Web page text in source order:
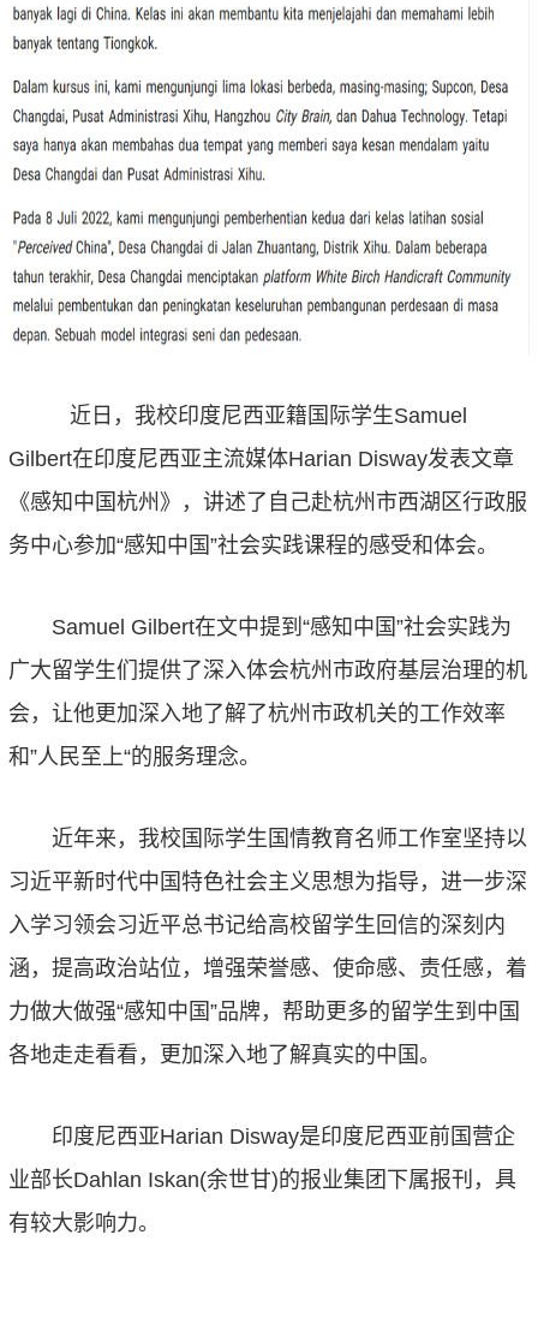
近日，我校印度尼西亚籍国际学生Samuel
Gilbert在印度尼西亚主流媒体Harian Disway发表文章
《感知中国杭州》，讲述了自己赴杭州市西湖区行政服
务中心参加“感知中国”社会实践课程的感受和体会。
Samuel Gilbert在文中提到“感知中国”社会实践为
广大留学生们提供了深入体会杭州市政府基层治理的机
会，让他更加深入地了解了杭州市政机关的工作效率
和”人民至上“的服务理念。
近年来，我校国际学生国情教育名师工作室坚持以
习近平新时代中国特色社会主义思想为指导，进一步深
入学习领会习近平总书记给高校留学生回信的深刻内
涵，提高政治站位，增强荣誉感、使命感、责任感，着
力做大做强“感知中国”品牌，帮助更多的留学生到中国
各地走走看看，更加深入地了解真实的中国。
印度尼西亚Harian Disway是印度尼西亚前国营企
业部长Dahlan Iskan(余世甘)的报业集团下属报刊，具
有较大影响力。